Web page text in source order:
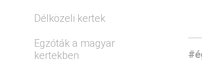
Délközeli kertek
Egzóták a magyar
kertekben